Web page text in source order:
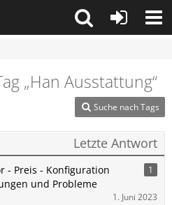
„Han Ausstattung“
Suche nach Tags
Letzte Antwort
- Preis - Konfiguration
und Probleme
1
1. Juni 2023